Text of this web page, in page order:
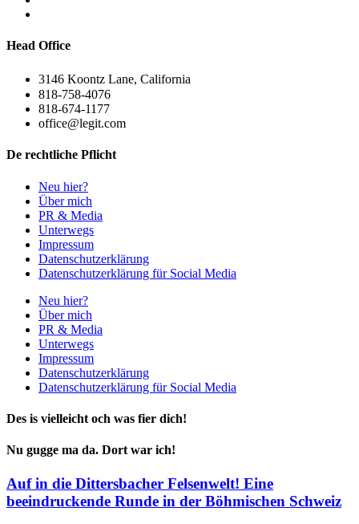
Head Office
3146 Koontz Lane, California
818-758-4076
818-674-1177
office@legit.com
De rechtliche Pflicht
Neu hier?
Über mich
PR & Media
Unterwegs
Impressum
Datenschutzerklärung
Datenschutzerklärung für Social Media
Neu hier?
Über mich
PR & Media
Unterwegs
Impressum
Datenschutzerklärung
Datenschutzerklärung für Social Media
Des is vielleicht och was fier dich!
Nu gugge ma da. Dort war ich!
Auf in die Dittersbacher Felsenwelt! Eine
beeindruckende Runde in der Böhmischen Schweiz